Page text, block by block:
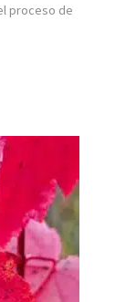
proceso de